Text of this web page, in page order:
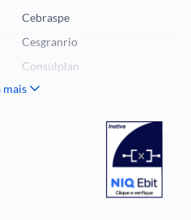
Cebraspe
Cesgranrio
Consulplan
FCC
mais